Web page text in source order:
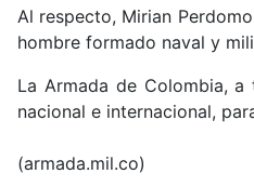
Al respecto, Mirian
hombre formado naval y
La Armada de Colombia,
nacional e internacional,
(armada.mil.co)